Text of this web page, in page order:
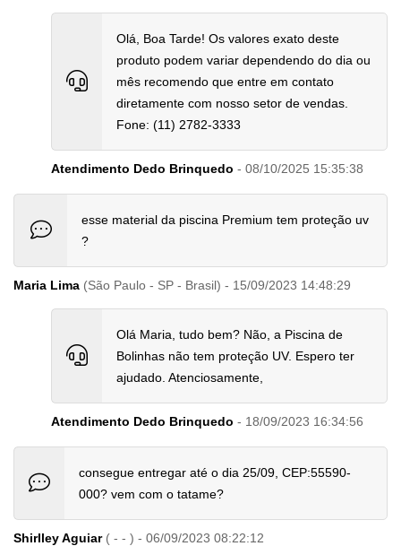
Olá, Boa Tarde! Os valores exato deste
produto podem variar dependendo do dia ou
mês recomendo que entre em contato
diretamente com nosso setor de vendas.
Fone: (11) 2782-3333
Atendimento Dedo Brinquedo - 08/10/2025 15:35:38
esse material da piscina Premium tem proteção uv
?
Maria Lima (São Paulo - SP - Brasil) - 15/09/2023 14:48:29
Olá Maria, tudo bem? Não, a Piscina de
Bolinhas não tem proteção UV. Espero ter
ajudado. Atenciosamente,
Atendimento Dedo Brinquedo - 18/09/2023 16:34:56
consegue entregar até o dia 25/09, CEP:55590-
000? vem com o tatame?
Shirlley Aguiar( - - ) - 06/09/2023 08:22:12